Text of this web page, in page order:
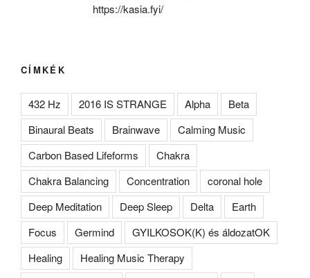
https://kasia.fyi/
CÍMKÉK
432 Hz 2016 IS STRANGE Alpha
Beta
Binaural Beats
Brainwave
Calming Music
Carbon Based Lifeforms
Chakra
Chakra Balancing
Concentration
coronal hole
Deep Meditation
Deep Sleep Delta
Earth
Focus
Germind
GYILKOSOK(K) és áldozatOK
Healing
Healing Music Therapy